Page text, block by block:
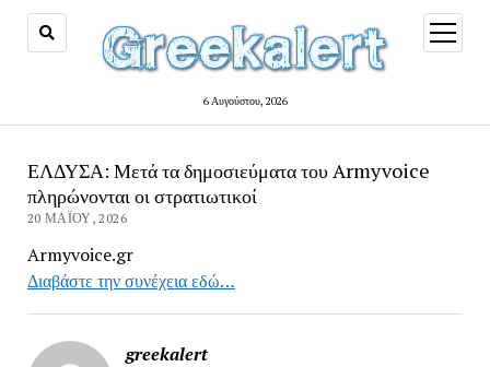
6 Αυγούστου, 2026
open
menu
ΕΛΔΥΣΑ: Μετά τα δημοσιεύματα του Armyvoice
πληρώνονται οι στρατιωτικοί
20 ΜΑΪ́ΟΥ, 2026
Armyvoice.gr
Διαβάστε την συνέχεια εδώ…
greekalert